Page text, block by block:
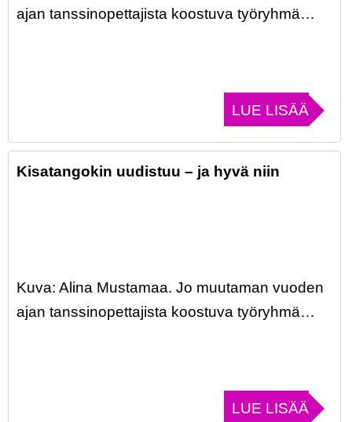
ajan tanssinopettajista koostuva työryhmä…
LUE LISÄÄ
Kisatangokin uudistuu – ja hyvä niin
Kuva: Alina Mustamaa. Jo muutaman vuoden
ajan tanssinopettajista koostuva työryhmä…
LUE LISÄÄ